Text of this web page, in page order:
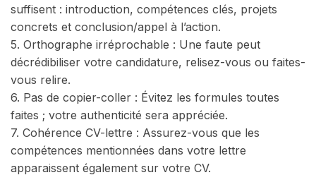
suffisent : introduction, compétences clés, projets
concrets et conclusion/appel à l’action.
5. Orthographe irréprochable : Une faute peut
décrédibiliser votre candidature, relisez-vous ou faites-
vous relire.
6. Pas de copier-coller : Évitez les formules toutes
faites ; votre authenticité sera appréciée.
7. Cohérence CV-lettre : Assurez-vous que les
compétences mentionnées dans votre lettre
apparaissent également sur votre CV.